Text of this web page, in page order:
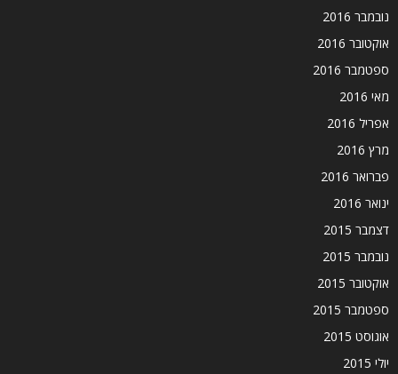
נובמבר 2016
אוקטובר 2016
ספטמבר 2016
מאי 2016
אפריל 2016
מרץ 2016
פברואר 2016
ינואר 2016
דצמבר 2015
נובמבר 2015
אוקטובר 2015
ספטמבר 2015
אוגוסט 2015
יולי 2015